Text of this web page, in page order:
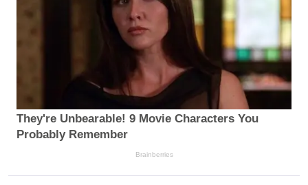
They're Unbearable! 9 Movie Characters You
Probably Remember
Brainberries